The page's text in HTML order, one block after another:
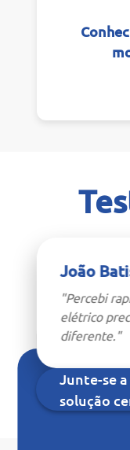
João
"Percebi
elétrico
diferente."
Junte-se
solução